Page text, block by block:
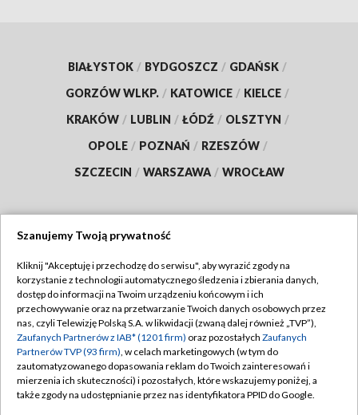
BIAŁYSTOK / BYDGOSZCZ / GDAŃSK /
GORZÓW WLKP. / KATOWICE / KIELCE /
KRAKÓW / LUBLIN / ŁÓDŹ / OLSZTYN /
OPOLE / POZNAŃ / RZESZÓW /
SZCZECIN / WARSZAWA / WROCŁAW
TVP
Abonament TVP
Emisja w TVP
Centrum informacji TVP
Naziemna Telewizja Cyfrowa
Regulamin TVP
Polityka prywatności
Moje zgody
Pomoc
Szanujemy Twoją prywatność
Kliknij "Akceptuję i przechodzę do serwisu", aby wyrazić zgody na
korzystanie z technologii automatycznego śledzenia i zbierania danych,
dostęp do informacji na Twoim urządzeniu końcowym i ich
przechowywanie oraz na przetwarzanie Twoich danych osobowych przez
nas, czyli Telewizję Polską S.A. w likwidacji (zwaną dalej również „TVP”),
Zaufanych Partnerów z IAB* (1201 firm) oraz pozostałych Zaufanych
Partnerów TVP (93 firm), w celach marketingowych (w tym do
zautomatyzowanego dopasowania reklam do Twoich zainteresowań i
mierzenia ich skuteczności) i pozostałych, które wskazujemy poniżej, a
także zgody na udostępnianie przez nas identyfikatora PPID do Google.